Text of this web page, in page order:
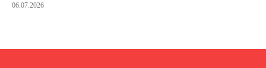
06.07.2026